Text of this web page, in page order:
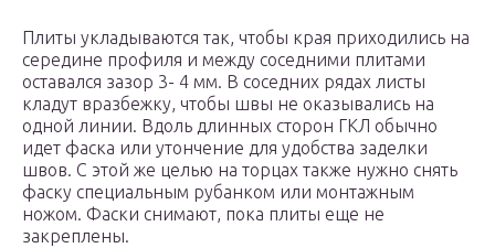
Плиты укладываются так, чтобы края приходились на
середине профиля и между соседними плитами
оставался зазор 3- 4 мм. В соседних рядах листы
кладут вразбежку, чтобы швы не оказывались на
одной линии. Вдоль длинных сторон ГКЛ обычно
идет фаска или утончение для удобства заделки
швов. С этой же целью на торцах также нужно снять
фаску специальным рубанком или монтажным
ножом. Фаски снимают, пока плиты еще не
закреплены.